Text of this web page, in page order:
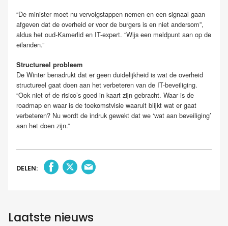
“De minister moet nu vervolgstappen nemen en een signaal gaan
afgeven dat de overheid er voor de burgers is en niet andersom”,
aldus het oud-Kamerlid en IT-expert. “Wijs een meldpunt aan op de
eilanden.”
Structureel probleem
De Winter benadrukt dat er geen duidelijkheid is wat de overheid
structureel gaat doen aan het verbeteren van de IT-beveiliging.
“Ook niet of de risico’s goed in kaart zijn gebracht. Waar is de
roadmap en waar is de toekomstvisie waaruit blijkt wat er gaat
verbeteren? Nu wordt de indruk gewekt dat we ‘wat aan beveiliging’
aan het doen zijn.”
DELEN:
Laatste nieuws